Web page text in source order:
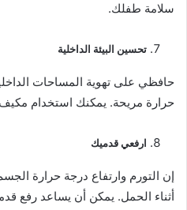
سلامة طفلك.
تحسين البيئة الداخلية
حافظي على تهوية المساحات
حرارة مريحة. يمكنك استخدام
ارفعي قدميك
إن التورم وارتفاع درجة حرارة
أثناء الحمل. يمكن أن يساعد رفع